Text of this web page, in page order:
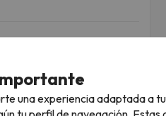
disfrutarás de una
una amplia carta de
una experiencia adaptada a